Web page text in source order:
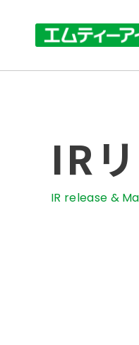
IR
IR release &